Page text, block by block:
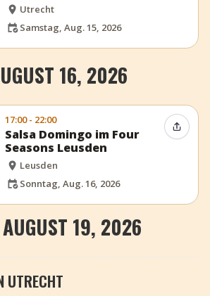
Utrecht
Samstag, Aug. 15, 2026
16, 2026
17:00 - 22:00
Salsa Domingo im Four
Seasons Leusden
Leusden
Sonntag, Aug. 16, 2026
Event
19, 2026
UTRECHT